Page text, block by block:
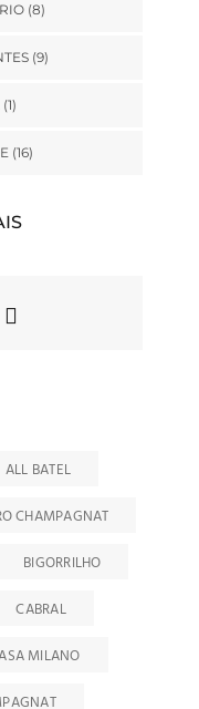
(8)
(9)
(1)
(16)
ALL BATEL
CHAMPAGNAT
BIGORRILHO
CABRAL
MILANO